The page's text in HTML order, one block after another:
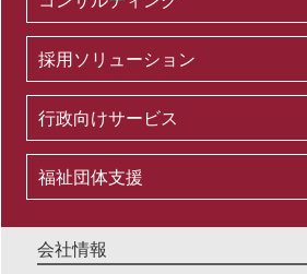
採用ソリューション
行政向けサービス
福祉団体支援
会社情報